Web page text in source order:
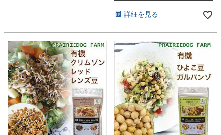
詳細を見る